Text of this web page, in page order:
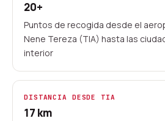
20+ puntos de recogida
Companias locales verificadas
Reserva con tarjeta online
20+
Puntos de recogida desde el
Nene Tereza (TIA) hasta las
interior
DISTANCIA DESDE TIA
17 km